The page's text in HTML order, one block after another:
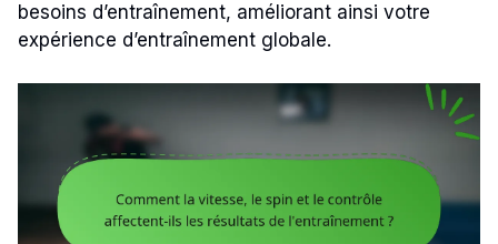
besoins d’entraînement, améliorant ainsi votre
expérience d’entraînement globale.